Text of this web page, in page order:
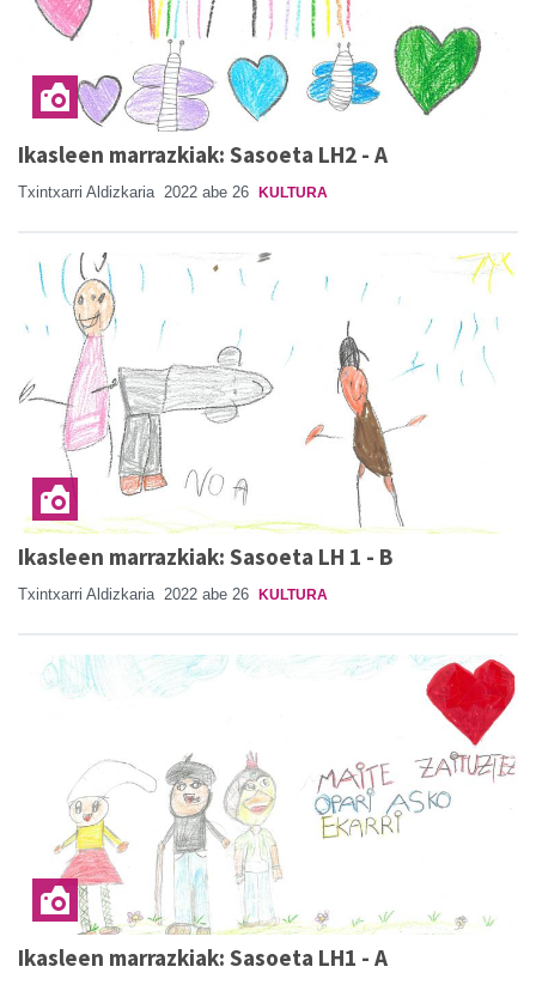
Ikasleen marrazkiak: Sasoeta LH2 - A
Txintxarri Aldizkaria 2022 abe 26 KULTURA
Ikasleen marrazkiak: Sasoeta LH 1 - B
Txintxarri Aldizkaria 2022 abe 26 KULTURA
Ikasleen marrazkiak: Sasoeta LH1 - A